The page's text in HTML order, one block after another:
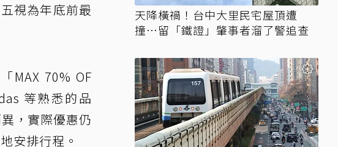
視為年底前最
MAX 70% OF
等熟悉的品
，實際優惠仍
安排行程。
天降橫禍！台中大里民宅屋頂遭
撞…留「鐵證」肇事者溜了警追查